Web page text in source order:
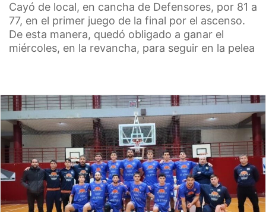
Cayó de local, en cancha de Defensores, por 81 a
77, en el primer juego de la final por el ascenso.
De esta manera, quedó obligado a ganar el
miércoles, en la revancha, para seguir en la pelea